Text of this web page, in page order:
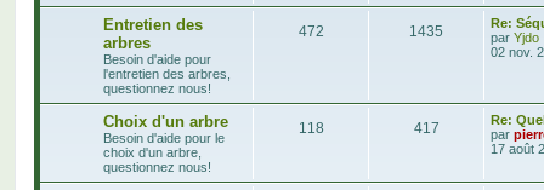
Entretien des
arbres
Besoin d'aide pour
l'entretien des arbres,
questionnez nous!
472 1435
Re:
par Yjdo
02 nov.
Choix d'un arbre
Besoin d'aide pour le
choix d'un arbre,
questionnez nous!
118 417
Re:
par
17 août